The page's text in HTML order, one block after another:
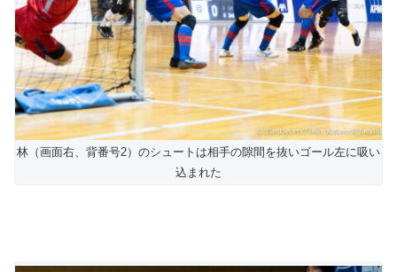
林（画面右、背番号2）のシュートは相手の隙間を抜いゴール左に吸い
込まれた